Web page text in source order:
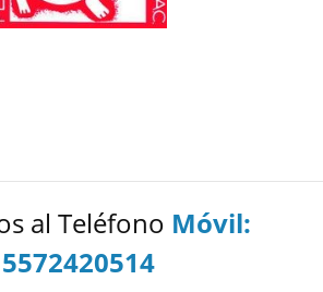
al Teléfono Móvil:
5572420514